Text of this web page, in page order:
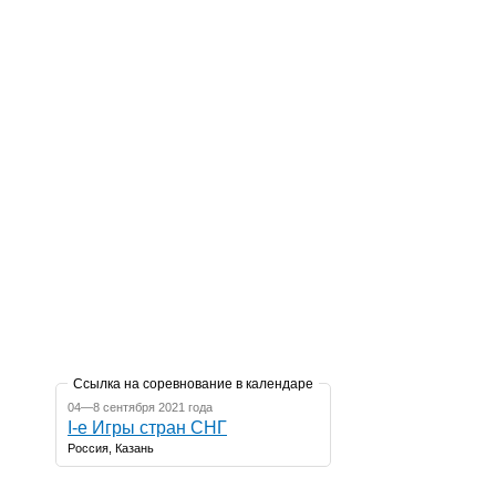
Ссылка на соревнование в календаре
04—8 сентября 2021 года
I-е Игры стран СНГ
Россия, Казань